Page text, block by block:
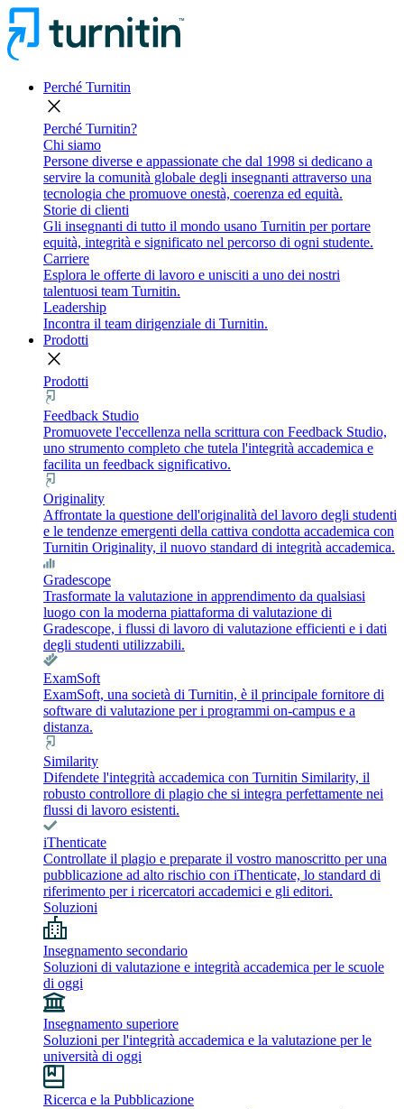
Perché Turnitin
close
Perché Turnitin?
Chi siamo
Persone diverse e appassionate che dal 1998 si dedicano a
servire la comunità globale degli insegnanti attraverso una
tecnologia che promuove onestà, coerenza ed equità.
Storie di clienti
Gli insegnanti di tutto il mondo usano Turnitin per portare
equità, integrità e significato nel percorso di ogni studente.
Carriere
Esplora le offerte di lavoro e unisciti a uno dei nostri
talentuosi team Turnitin.
Leadership
Incontra il team dirigenziale di Turnitin.
Prodotti
close
Prodotti
Feedback Studio
Promuovete l'eccellenza nella scrittura con Feedback Studio,
uno strumento completo che tutela l'integrità accademica e
facilita un feedback significativo.
Originality
Affrontate la questione dell'originalità del lavoro degli studenti
e le tendenze emergenti della cattiva condotta accademica con
Turnitin Originality, il nuovo standard di integrità accademica.
Gradescope
Trasformate la valutazione in apprendimento da qualsiasi
luogo con la moderna piattaforma di valutazione di
Gradescope, i flussi di lavoro di valutazione efficienti e i dati
degli studenti utilizzabili.
ExamSoft
ExamSoft, una società di Turnitin, è il principale fornitore di
software di valutazione per i programmi on-campus e a
distanza.
Similarity
Difendete l'integrità accademica con Turnitin Similarity, il
robusto controllore di plagio che si integra perfettamente nei
flussi di lavoro esistenti.
iThenticate
Controllate il plagio e preparate il vostro manoscritto per una
pubblicazione ad alto rischio con iThenticate, lo standard di
riferimento per i ricercatori accademici e gli editori.
Soluzioni
Insegnamento secondario
Soluzioni di valutazione e integrità accademica per le scuole
di oggi
Insegnamento superiore
Soluzioni per l'integrità accademica e la valutazione per le
università di oggi
Ricerca e la Pubblicazione